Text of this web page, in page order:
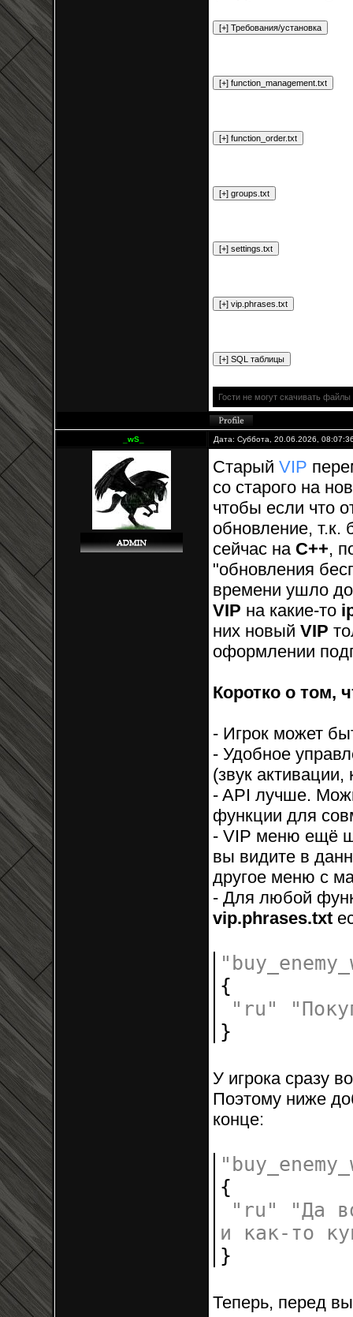
Гости не могут скачивать файлы
_wS_ Дата: Суббота, 20.06.2026,
Старый VIP
со старого на
чтобы если что
обновление,
сейчас на С++,
"обновления
времени ушло
VIP на какие-то
них новый VIP
оформлении
Коротко о том,
- Игрок может
- Удобное
(звук
- API лучше.
функции для
- VIP меню ещё
вы видите в
другое меню с
- Для любой
vip.phrases.txt
{
"ru"
}
У игрока сразу
Поэтому ниже
конце:
{
"ru"
"Да
и как-то
}
Теперь, перед